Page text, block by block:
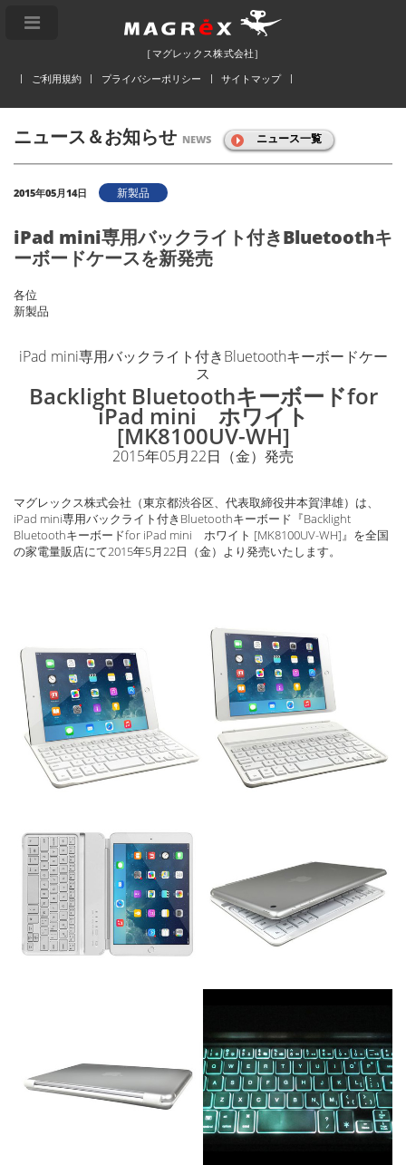
［マグレックス株式会社］
ご利用規約
プライバシーポリシー サイトマップ
ニュース＆お知らせ NEWS ニュース一覧
2015年05月14日 新製品
iPad mini専用バックライト付きBluetoothキ
ーボードケースを新発売
各位
新製品
iPad mini専用バックライト付きBluetoothキーボードケー
ス
Backlight Bluetoothキーボードfor
iPad mini ホワイト
[MK8100UV-WH]
2015年05月22日（金）発売
マグレックス株式会社（東京都渋谷区、代表取締役井本賀津雄）は、
iPad mini専用バックライト付きBluetoothキーボード『Backlight
Bluetoothキーボードfor iPad mini ホワイト [MK8100UV-WH]』を全国
の家電量販店にて2015年5月22日（金）より発売いたします。